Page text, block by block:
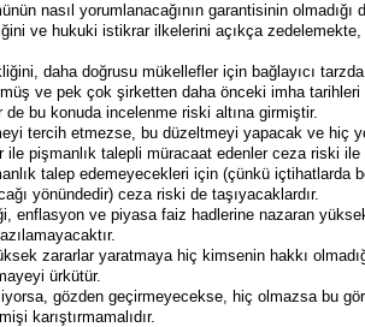
nasıl yorumlanacağının garantisinin olmadığı
ve hukuki istikrar ilkelerini açıkça
daha doğrusu mükellefler için bağlayıcı tarzda
ve pek çok şirketten daha önceki imha
bu konuda incelenme riski altına girmiştir.
tercih etmezse, bu düzeltmeyi yapacak ve hiç
ile pişmanlık talepli müracaat edenler ceza riski
talep edemeyecekleri için (çünkü içtihatlarda
yönündedir) ceza riski de taşıyacaklardır.
enflasyon ve piyasa faiz hadlerine nazaran
zararlar yaratmaya hiç kimsenin hakkı
ürkütür.
gözden geçirmeyecekse, hiç olmazsa bu
karıştırmamalıdır.